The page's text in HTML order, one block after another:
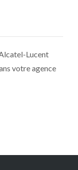
Lucent
votre agence